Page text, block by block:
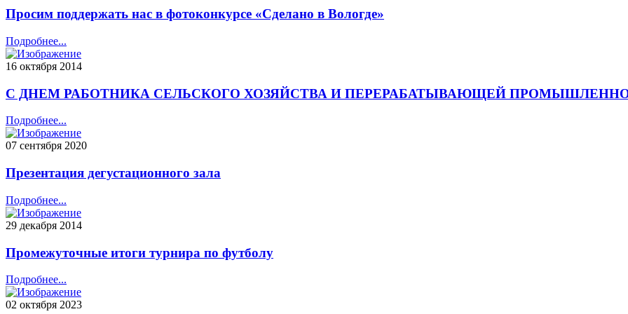
Просим поддержать нас в фотоконкурсе «Сделано в Вологде»
Подробнее...
16 октября 2014
С ДНЕМ РАБОТНИКА СЕЛЬСКОГО ХОЗЯЙСТВА И ПЕРЕРАБАТЫВАЮЩЕЙ
Подробнее...
07 сентября 2020
Презентация дегустационного зала
Подробнее...
29 декабря 2014
Промежуточные итоги турнира по футболу
Подробнее...
02 октября 2023